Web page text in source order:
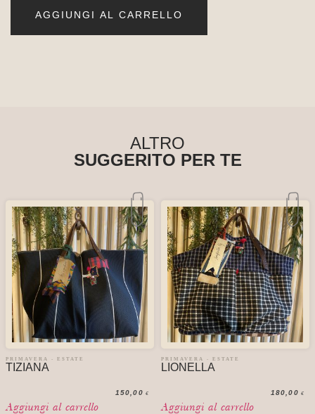
AGGIUNGI AL CARRELLO
ALTRO
SUGGERITO PER TE
PRIMAVERA - ESTATE
TIZIANA
150,00 €
Aggiungi al carrello
PRIMAVERA - ESTATE
LIONELLA
180,00 €
Aggiungi al carrello